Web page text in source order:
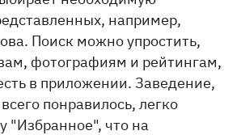
например,
Поиск можно упростить,
фотографиям и рейтингам,
в приложении. Заведение,
понравилось, легко
"Избранное", что на